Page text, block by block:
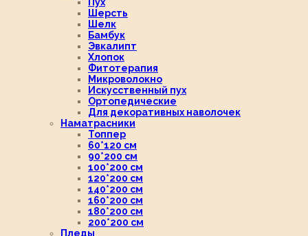
Шерсть
Шелк
Бамбук
Эвкалипт
Хлопок
Фитотерапия
Микроволокно
Искусственный пух
Ортопедические
Для декоративных наволочек
Наматрасники
Топпер
60*120 см
90*200 см
100*200 см
120*200 см
140*200 см
160*200 см
180*200 см
200*200 см
Пледы